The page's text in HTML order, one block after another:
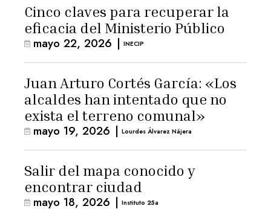
Cinco claves para recuperar la
eficacia del Ministerio Público
mayo 22, 2026 | INECIP
Juan Arturo Cortés García: «Los
alcaldes han intentado que no
exista el terreno comunal»
mayo 19, 2026 | Lourdes Álvarez Nájera
Salir del mapa conocido y
encontrar ciudad
mayo 18, 2026 | Instituto 25a